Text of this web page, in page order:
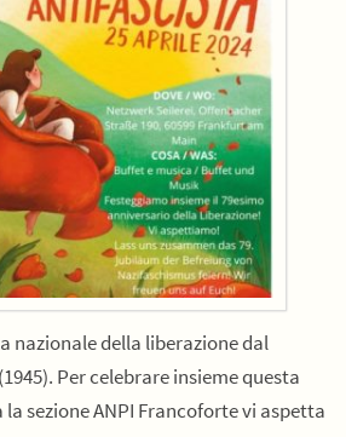
nazionale della liberazione dal
Per celebrare insieme questa
sezione ANPI Francoforte vi aspetta